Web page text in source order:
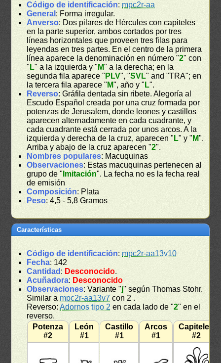
Código de identificación: mpc2r-aa
General : Forma irregular.
Anverso: Dos pilares de Hércules con capiteles
en la parte superior, ambos cortados por tres
líneas horizontales que proveen tres filas para
leyendas en tres partes. En el centro de la primera
línea aparece la denominación en número "2" con
" L" a la izquierda y " M" a la derecha; en la
segunda fila aparece " PLV", "SVL" and "TRA"; en
la tercera fila aparece " M", año y " L".
Reverso: Gráfila dentada sin ribete. Alegoría al
Escudo Español creada por una cruz formada por
potenzas de Jerusalem, donde leones y castillos
aparecen alternadamente en cada cuadrante, y
cada cuadrante está cerrada por unos arcos. A la
izquierda y derecha de la cruz, aparecen " L" y " M".
Arriba y abajo de la cruz aparecen "2".
Nombres populares: Macuquinas
Observaciones: Estas macuquinas pertenecen al
grupo de " Imitación". La fecha no es la fecha real
de emisión
Composición: Plata
Peso: 4,5 - 5,8 Gramos
Características
Código de identificación: mpc2r-aa13v10
Fecha: 142
Cantidad : Desconocido.
Acuñadora: Desconocido
Observaciones: Variante "j" según Thomas Stohr.
Similar a mpc2r-aa13v7 con 2 .
Reverso:Adornos tipo 2 en cada lado de "2" en el
reverso.
Potenza
#2
León
#1
Castillo
#1
Arcos
#1
Capiteles
#2